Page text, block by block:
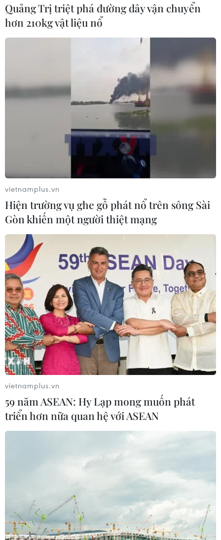
Quảng Trị triệt phá đường dây vận chuyển
hơn 210kg vật liệu nổ
vietnamplus.vn
Hiện trường vụ ghe gỗ phát nổ trên sông Sài
Gòn khiến một người thiệt mạng
vietnamplus.vn
59 năm ASEAN: Hy Lạp mong muốn phát
triển hơn nữa quan hệ với ASEAN